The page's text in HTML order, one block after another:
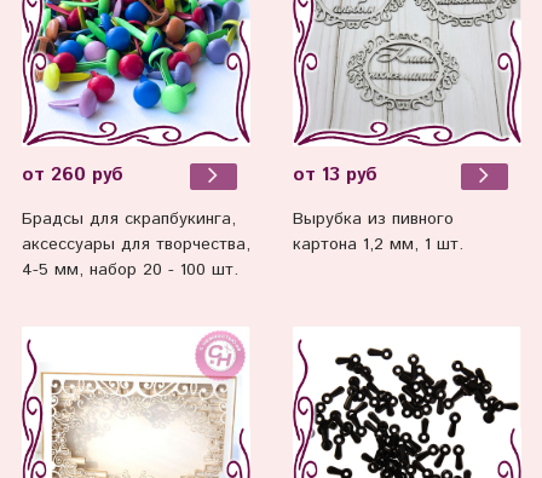
от 260 руб
Брадсы для скрапбукинга,
аксессуары для творчества,
4-5 мм, набор 20 - 100 шт.
от 13 руб
Вырубка из пивного
картона 1,2 мм, 1 шт.